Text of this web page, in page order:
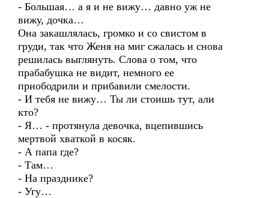
- Большая… а я и не вижу… давно уж не
вижу, дочка…
Она закашлялась, громко и со свистом в
груди, так что Женя на миг сжалась и снова
решилась выглянуть. Слова о том, что
прабабушка не видит, немного ее
приободрили и прибавили смелости.
- И тебя не вижу… Ты ли стоишь тут, али
кто?
- Я… - протянула девочка, вцепившись
мертвой хваткой в косяк.
- А папа где?
- Там…
- На празднике?
- Угу…